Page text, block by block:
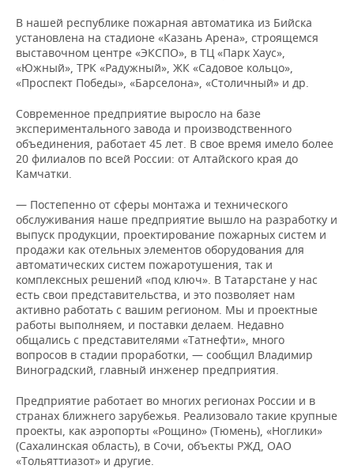
В нашей республике пожарная автоматика из Бийска
установлена на стадионе «Казань Арена», строящемся
выставочном центре «ЭКСПО», в ТЦ «Парк Хаус»,
«Южный», ТРК «Радужный», ЖК «Садовое кольцо»,
«Проспект Победы», «Барселона», «Столичный» и др.
Современное предприятие выросло на базе
экспериментального завода и производственного
объединения, работает 45 лет. В свое время имело более
20 филиалов по всей России: от Алтайского края до
Камчатки.
— Постепенно от сферы монтажа и технического
обслуживания наше предприятие вышло на разработку и
выпуск продукции, проектирование пожарных систем и
продажи как отельных элементов оборудования для
автоматических систем пожаротушения, так и
комплексных решений «под ключ». В Татарстане у нас
есть свои представительства, и это позволяет нам
активно работать с вашим регионом. Мы и проектные
работы выполняем, и поставки делаем. Недавно
общались с представителями «Татнефти», много
вопросов в стадии проработки, — сообщил Владимир
Виноградский, главный инженер предприятия.
Предприятие работает во многих регионах России и в
странах ближнего зарубежья. Реализовало такие крупные
проекты, как аэропорты «Рощино» (Тюмень), «Ноглики»
(Сахалинская область), в Сочи, объекты РЖД, ОАО
«Тольяттиазот» и другие.